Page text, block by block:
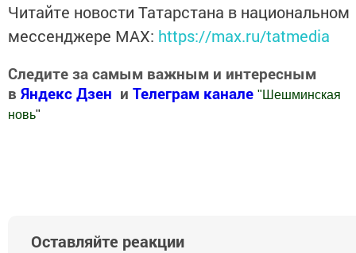
Читайте новости Татарстана в национальном
мессенджере MАХ: https://max.ru/tatmedia
Следите за самым важным и интересным
в Яндекс Дзен и Телеграм канале " Шешминская
новь"
Оставляйте реакции